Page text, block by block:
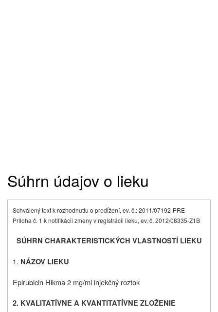
Súhrn údajov o lieku
Schválený text k rozhodnutiu o predĺžení, ev. č.: 2011/07192-PRE
Príloha č. 1 k notifikácii zmeny v registrácii lieku, ev. č. 2012/08335-Z1B
SÚHRN CHARAKTERISTICKÝCH VLASTNOSTÍ LIEKU
1. NÁZOV LIEKU
Epirubicin Hikma 2 mg/ml injekčný roztok
2. KVALITATÍVNE A KVANTITATÍVNE ZLOŽENIE